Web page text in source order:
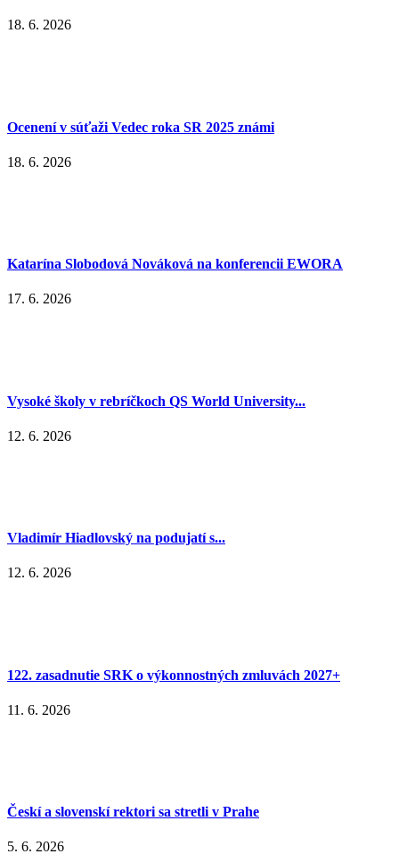
18. 6. 2026
Ocenení v súťaži Vedec roka SR 2025 známi
18. 6. 2026
Katarína Slobodová Nováková na konferencii EWORA
17. 6. 2026
Vysoké školy v rebríčkoch QS World University...
12. 6. 2026
Vladimír Hiadlovský na podujatí s...
12. 6. 2026
122. zasadnutie SRK o výkonnostných zmluvách 2027+
11. 6. 2026
Českí a slovenskí rektori sa stretli v Prahe
5. 6. 2026